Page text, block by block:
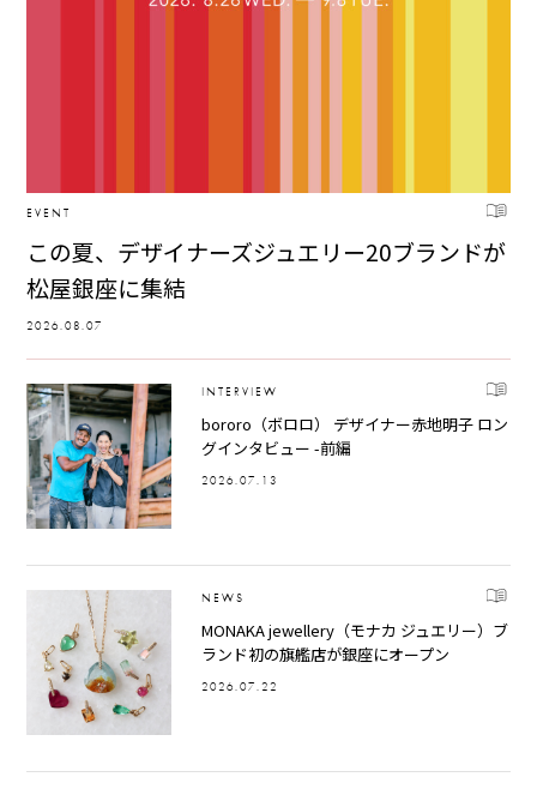
EVENT
この夏、デザイナーズジュエリー20ブランドが
松屋銀座に集結
2026.08.07
INTERVIEW
bororo（ボロロ） デザイナー赤地明子 ロン
グインタビュー -前編
2026.07.13
NEWS
MONAKA jewellery（モナカ ジュエリー）ブ
ランド初の旗艦店が銀座にオープン
2026.07.22